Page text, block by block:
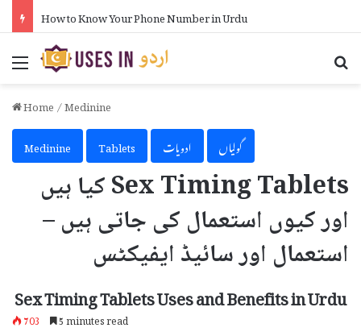
How to Know Your Phone Number in Urdu
Menu
Home/Medinine
Medinine
Tablets ادویات گولیاں
Sex Timing Tablets کیا ہیں
اور کیوں استعمال کی جاتی ہیں –
استعمال اور سائیڈ ایفیکٹس
Sex Timing Tablets Uses and Benefits in Urdu
703 5 minutes read